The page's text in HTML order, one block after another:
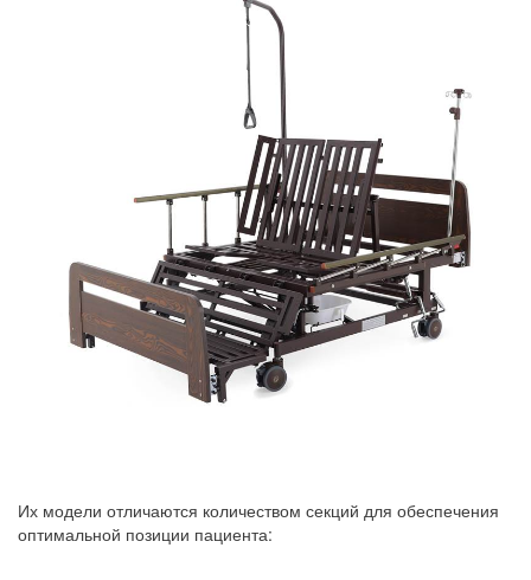
Их модели отличаются количеством секций для обеспечения
оптимальной позиции пациента: